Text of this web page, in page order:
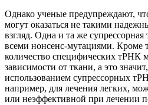
Однако ученые предупреждают,
могут оказаться не такими
взгляд. Одна и та же
всеми нонсенс-мутациями. Кроме
количество специфических тРНК
зависимости от ткани, а это
использованием супрессорных
например, для лечения легких,
или неэффективной при лечении